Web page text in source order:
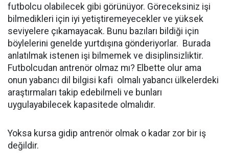
futbolcu olabilecek gibi görünüyor. Göreceksiniz işi
bilmedikleri için iyi yetiştiremeyecekler ve yüksek
seviyelere çıkamayacak. Bunu bazıları bildiği için
böylelerini genelde yurtdışına gönderiyorlar. Burada
anlatılmak istenen işi bilmemek ve disiplinsizliktir.
Futbolcudan antrenör olmaz mı? Elbette olur ama
onun yabancı dil bilgisi kafi olmalı yabancı ülkelerdeki
araştırmaları takip edebilmeli ve bunları
uygulayabilecek kapasitede olmalıdır.
Yoksa kursa gidip antrenör olmak o kadar zor bir iş
değildir.